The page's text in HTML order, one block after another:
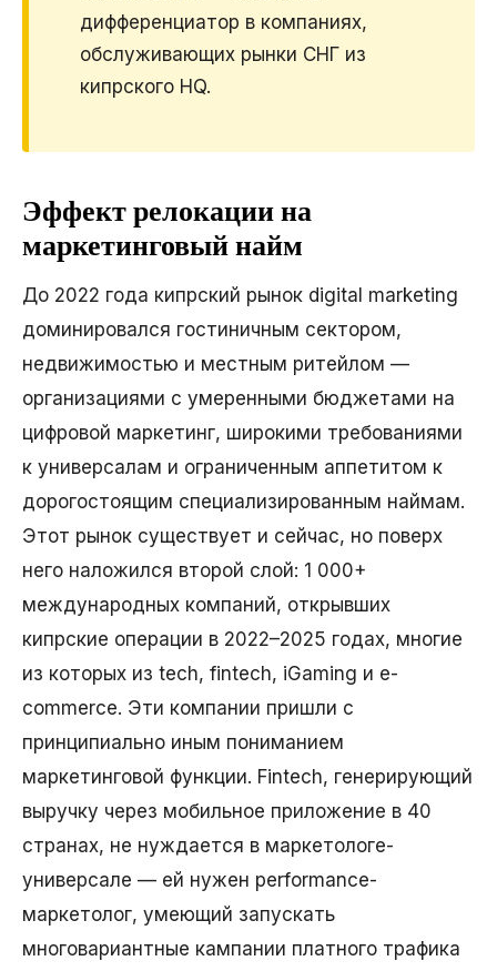
дифференциатор в компаниях,
обслуживающих рынки СНГ из
кипрского HQ.
Эффект релокации на
маркетинговый найм
До 2022 года кипрский рынок digital marketing
доминировался гостиничным сектором,
недвижимостью и местным ритейлом —
организациями с умеренными бюджетами на
цифровой маркетинг, широкими требованиями
к универсалам и ограниченным аппетитом к
дорогостоящим специализированным наймам.
Этот рынок существует и сейчас, но поверх
него наложился второй слой: 1 000+
международных компаний, открывших
кипрские операции в 2022–2025 годах, многие
из которых из tech, fintech, iGaming и e-
commerce. Эти компании пришли с
принципиально иным пониманием
маркетинговой функции. Fintech, генерирующий
выручку через мобильное приложение в 40
странах, не нуждается в маркетологе-
универсале — ей нужен performance-
маркетолог, умеющий запускать
многовариантные кампании платного трафика